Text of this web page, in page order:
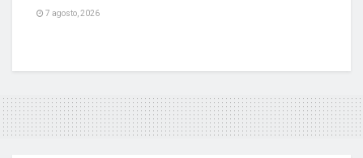
7 agosto, 2026